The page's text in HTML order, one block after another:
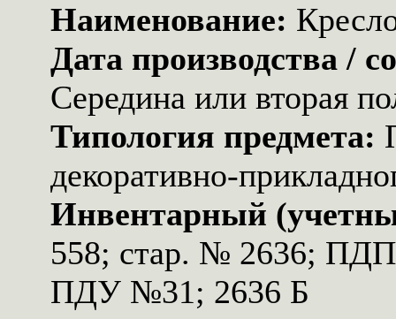
Наименование:
Дата производства /
Середина или вторая
Типология предмета:
декоративно-
Инвентарный
558; стар. № 2636;
ПДУ №31; 2636 Б